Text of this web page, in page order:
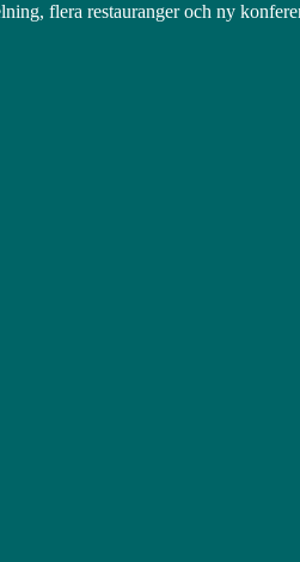
flera restauranger och ny